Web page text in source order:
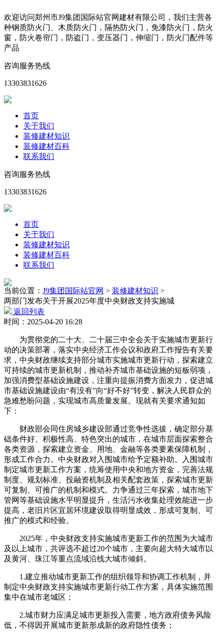
欢迎访问郑州市J9集团国际站官网建材有限公司，我们主营各
种钢质防火门、木质防火门，隔热防火门，免漆防火门，防火
窗，防火卷帘门，防盗门，变压器门，伸缩门，防火门配件等
产品
咨询服务热线
13303831626
首页
关于我们
装修建材知识
装修建材百科
联系我们
咨询服务热线
13303831626
首页
关于我们
装修建材知识
装修建材百科
联系我们
当前位置： J9集团国际站官网 > 装修建材知识 >
两部门发布关于开展2025年度中央财政支持实施城
返回列表
时间：2025-04-20 16:28
为贯彻党的二十大、二十届三中全会关于实施城市更新行
动的决策部署，落实中央经济工作会议和政府工作报告有关要
求，中央财政继续支持部分城市实施城市更新行动，探索建立
可持续的城市更新机制，推动补齐城市基础设施的短板弱项，
加强消费型基础设施建设，注重向提振消费方面发力，促进城
市基础设施建设由“有没有”向“好不好”转变，解决人民群众的
急难愁盼问题，实现城市高质量发展。现就有关要求通知如
下：
财政部会同住房城乡建设部通过竞争性选拔，确定部分基
础条件好、积极性高、特色突出的城市，在城市层面探索整合
各类资源，探索建立资金、用地、金融等各类要素保障机制，
形成工作合力。中央财政对入围城市给予定额补助。入围城市
制定城市更新工作方案，统筹使用中央和地方资金，完善法规
制度、规划标准、投融资机制及相关配套政策，探索城市更新
可复制、可推广的机制和模式。力争通过三年探索，城市地下
管网等基础设施水平明显提升，生活污水收集处理效能进一步
提高，老旧片区宜居环境建设取得明显成效，形成可复制、可
推广的模式和经验。
2025年，中央财政支持实施城市更新工作的范围为大城市
及以上城市，共评选不超过20个城市，主要向超大特大城市以
及黄河、珠江等重点流域沿线大城市倾斜。
1.建立推动城市更新工作的组织领导和协调工作机制，并
制定中央财政支持实施城市更新行动工作方案，具体实施范围
集中在城市老城区；
2.城市财力应满足城市更新投入需要，地方政府债务风险
低，不得因开展城市更新形成新的政府隐性债务；